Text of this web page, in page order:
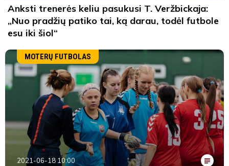
Anksti trenerės keliu pasukusi T. Veržbickaja:
„Nuo pradžių patiko tai, ką darau, todėl futbole
esu iki šiol“
MOTERŲ FUTBOLAS
2021-06-18 10:00